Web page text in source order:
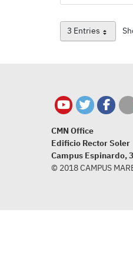
3 EntriesPer Page
CMN Office
Edificio Rector Soler
Campus Espinardo,
© 2018 CAMPUS